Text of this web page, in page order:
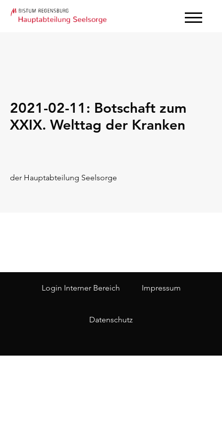
2021-02-11: Botschaft zum
XXIX. Welttag der Kranken
der Hauptabteilung Seelsorge
Login Interner Bereich Impressum
Datenschutz